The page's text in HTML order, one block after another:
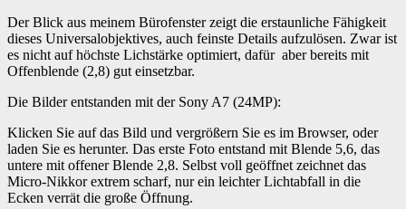
Der Blick aus meinem Bürofenster zeigt die erstaunliche Fähigkeit
dieses Universalobjektives, auch feinste Details aufzulösen. Zwar ist
es nicht auf höchste Lichstärke optimiert, dafür aber bereits mit
Offenblende (2,8) gut einsetzbar.
Die Bilder entstanden mit der Sony A7 (24MP):
Klicken Sie auf das Bild und vergrößern Sie es im Browser, oder
laden Sie es herunter. Das erste Foto entstand mit Blende 5,6, das
untere mit offener Blende 2,8. Selbst voll geöffnet zeichnet das
Micro-Nikkor extrem scharf, nur ein leichter Lichtabfall in die
Ecken verrät die große Öffnung.